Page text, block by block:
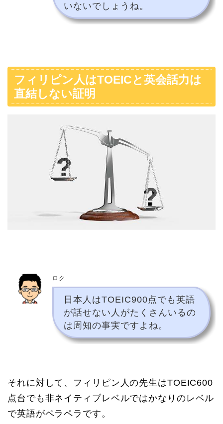
いないでしょうね。
フィリピン人はTOEICと英会話力は
直結しない証明
ロク
日本人はTOEIC900点でも英語
が話せない人がたくさんいるの
は周知の事実ですよね。
それに対して、フィリピン人の先生はTOEIC600
点台でも非ネイティブレベルではかなりのレベル
で英語がペラペラです。